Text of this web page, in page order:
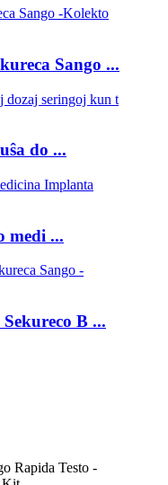
Sango ...
do ...
medi ...
B ...